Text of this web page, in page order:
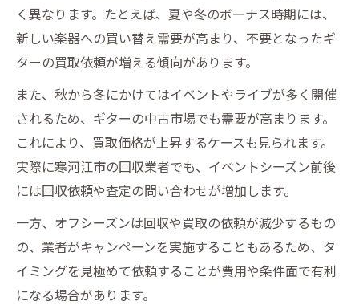
く異なります。たとえば、夏や冬のボーナス時期には、
新しい楽器への買い替え需要が高まり、不要となったギ
ターの買取依頼が増える傾向があります。
また、秋から冬にかけてはイベントやライブが多く開催
されるため、ギターの中古市場でも需要が高まります。
これにより、買取価格が上昇するケースも見られます。
実際に寒河江市の回収業者でも、イベントシーズン前後
には回収依頼や査定の問い合わせが増加します。
一方、オフシーズンは回収や買取の依頼が減少するもの
の、業者がキャンペーンを実施することもあるため、タ
イミングを見極めて依頼することが費用や条件面で有利
になる場合があります。